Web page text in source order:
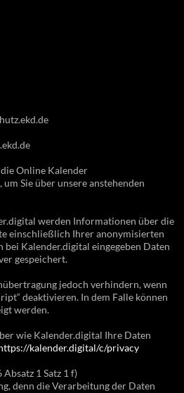
Online Kalender
, um Sie über unsere anstehenden
werden Informationen über die
einschließlich Ihrer anonymisierten
bei Kalender.digital eingegeben Daten
gespeichert.
jedoch verhindern, wenn
deaktivieren. In dem Falle können
werden.
wie Kalender.digital Ihre Daten
kalender.digital/c/privacy
1 Satz 1 f)
denn die Verarbeitung der Daten